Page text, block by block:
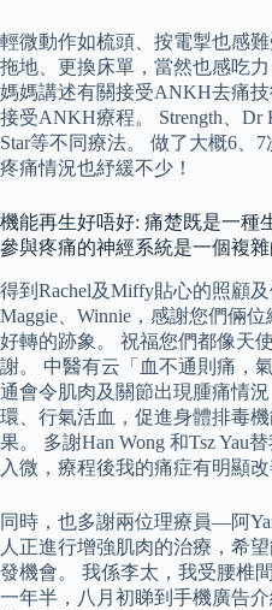
輕微動作如梳頭、按電掣也感
拖地、更換床單，當然也感吃
媽媽講述有關接受ANKH去痛
接受ANKH療程。 Strength、Dr
Star等不同療法。 做了大概6、
疼痛情況也紓緩不少！
機能再生好唔好: 痛楚既是一種
參與疼痛的神經系統是一個複雜
得到Rachel及Miffy貼心的照顧
Maggie、Winnie，感謝您們倆
好轉的跡象。 祝福您們都像天
謝。 中醫有云「血不通則痛，
通會令肌肉及關節出現腫痛情
環、行氣活血，促進身體排毒
果。 多謝Han Wong 和Tsz Yau
入微，療程後我的痛症有明顯改
同時，也多謝兩位理療員—阿
人正進行增強肌肉的治療，希
發機會。 我係李太，我受腰椎
一年半，八月初睇到手機廣告